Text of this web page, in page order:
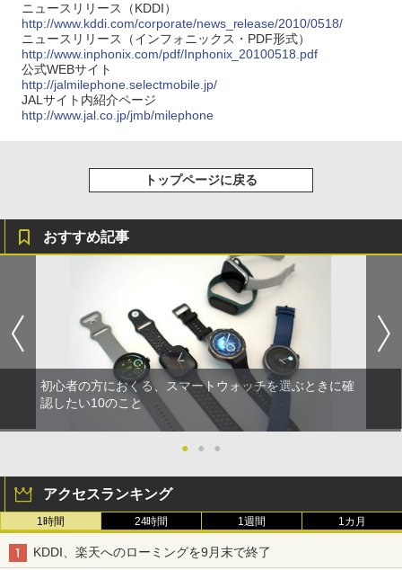
ニュースリリース（KDDI）
http://www.kddi.com/corporate/news_release/2010/0518/
ニュースリリース（インフォニックス・PDF形式）
http://www.inphonix.com/pdf/Inphonix_20100518.pdf
公式WEBサイト
http://jalmilephone.selectmobile.jp/
JALサイト内紹介ページ
http://www.jal.co.jp/jmb/milephone
トップページに戻る
おすすめ記事
初心者の方におくる、スマートウォッチを選ぶときに確
認したい10のこと
● ● ●
アクセスランキング
1時間 24時間 1週間 1カ月
KDDI、楽天へのローミングを9月末で終了